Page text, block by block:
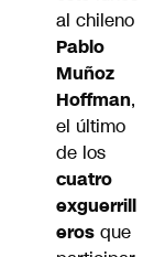
al chileno
Pablo
Muñoz
Hoffman,
el último
de los
cuatro
exguerrill
eros que